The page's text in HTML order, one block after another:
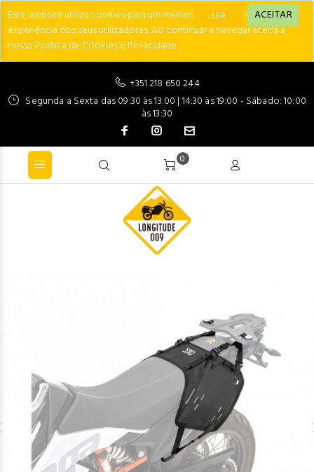
Este website utiliza cookies para um melhor desempenho e
experiência dos seus utilizadores. Ao continuar a navegar aceita a
nossa Política de Cookies e Privacidade.
LER ACEITAR
+351 218 650 244
Segunda a Sexta das 09:30 às 13:00 | 14:30 às 19:00 - Sábado: 10:00
às 13:30
0